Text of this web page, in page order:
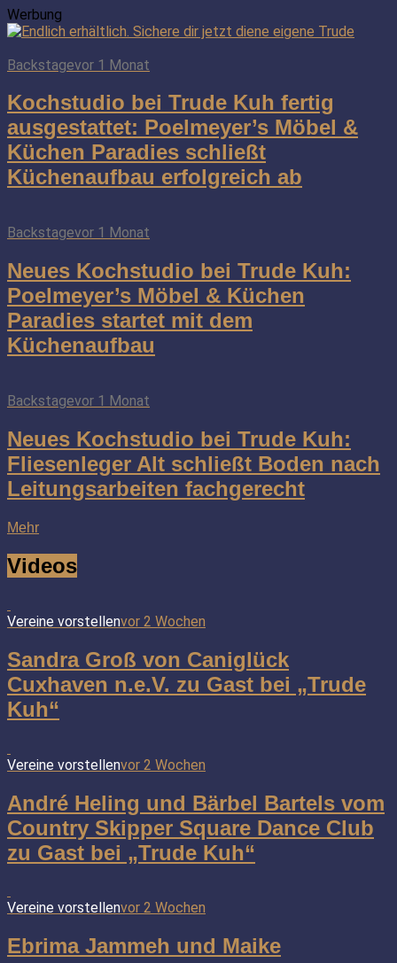
Werbung
Backstagevor 1 Monat
Kochstudio bei Trude Kuh fertig
ausgestattet: Poelmeyer’s Möbel &
Küchen Paradies schließt
Küchenaufbau erfolgreich ab
Backstagevor 1 Monat
Neues Kochstudio bei Trude Kuh:
Poelmeyer’s Möbel & Küchen
Paradies startet mit dem
Küchenaufbau
Backstagevor 1 Monat
Neues Kochstudio bei Trude Kuh:
Fliesenleger Alt schließt Boden nach
Leitungsarbeiten fachgerecht
Mehr
Videos
Vereine vorstellenvor 2 Wochen
Sandra Groß von Caniglück
Cuxhaven n.e.V. zu Gast bei „Trude
Kuh“
Vereine vorstellenvor 2 Wochen
André Heling und Bärbel Bartels vom
Country Skipper Square Dance Club
zu Gast bei „Trude Kuh“
Vereine vorstellenvor 2 Wochen
Ebrima Jammeh und Maike